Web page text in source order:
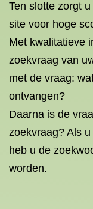
Ten slotte zorgt
site voor hoge
Met kwalitatieve
zoekvraag van
met de vraag:
ontvangen?
Daarna is de
zoekvraag? Als
heb u de
worden.